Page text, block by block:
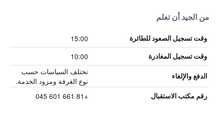
من الجيد أن تعلم
وقت تسجيل الصعود للطائرة 15:00
وقت تسجيل المغادرة 10:00
الدفع والإلغاء
تختلف السياسات حسب
نوع الغرفة ومزود الخدمة.
رقم مكتب الاستقبال +81 661 601 045